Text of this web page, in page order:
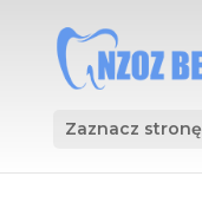
Zaznacz stronę